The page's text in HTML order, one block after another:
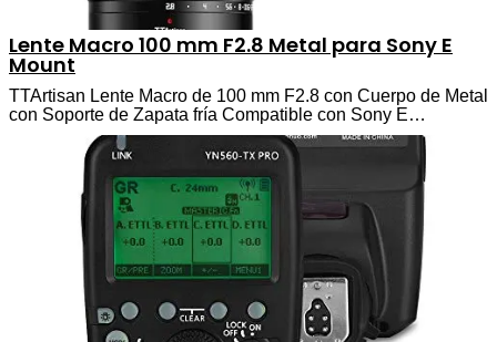
Lente Macro 100 mm F2.8 Metal para Sony E
Mount
TTArtisan Lente Macro de 100 mm F2.8 con Cuerpo de Metal
con Soporte de Zapata fría Compatible con Sony E…